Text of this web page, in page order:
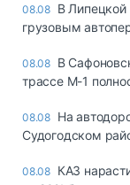
08.08 В Липецкой
грузовым
08.08 В
трассе М-1
08.08 На
Судогодском
08.08 КАЗ